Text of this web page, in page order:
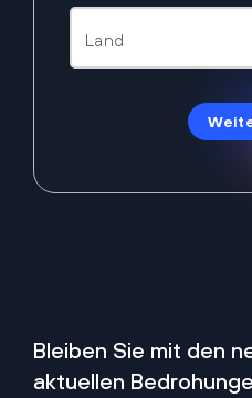
Bleiben Sie mit den
aktuellen